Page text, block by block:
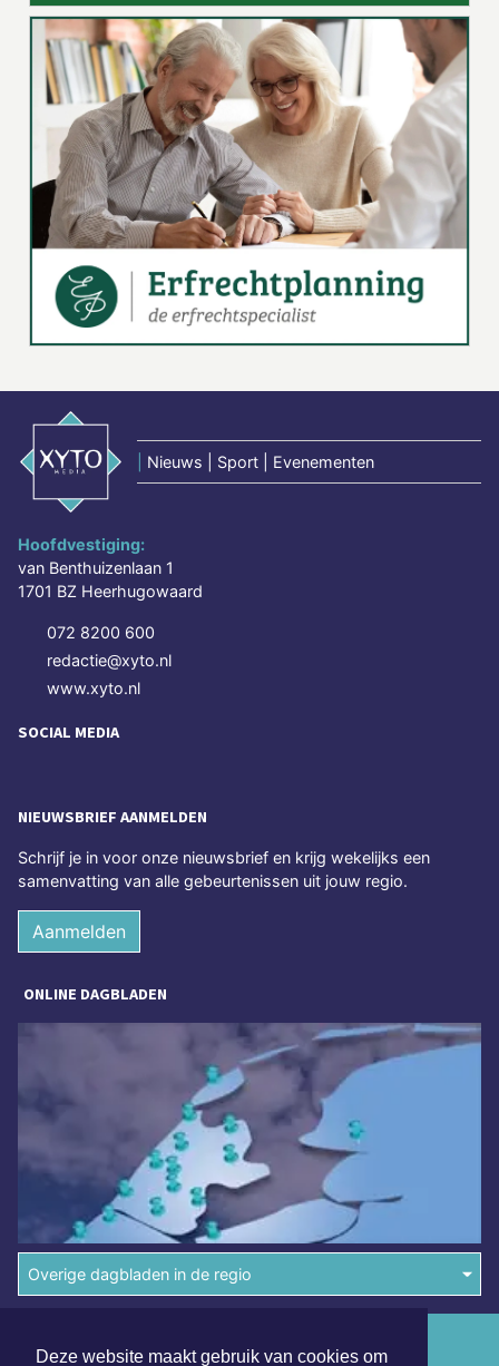
Deze website maakt gebruik van cookies om
Nieuws | Sport | Evenementen
Hoofdvestiging:
van Benthuizenlaan 1
1701 BZ Heerhugowaard
072 8200 600
redactie@xyto.nl
www.xyto.nl
SOCIAL MEDIA
NIEUWSBRIEF AANMELDEN
Schrijf je in voor onze nieuwsbrief en krijg wekelijks een
samenvatting van alle gebeurtenissen uit jouw regio.
Aanmelden
ONLINE DAGBLADEN
Overige dagbladen in de regio